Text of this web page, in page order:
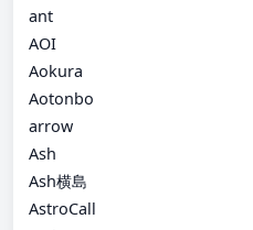
ant
AOI
Aokura
Aotonbo
arrow
Ash
Ash横島
AstroCall